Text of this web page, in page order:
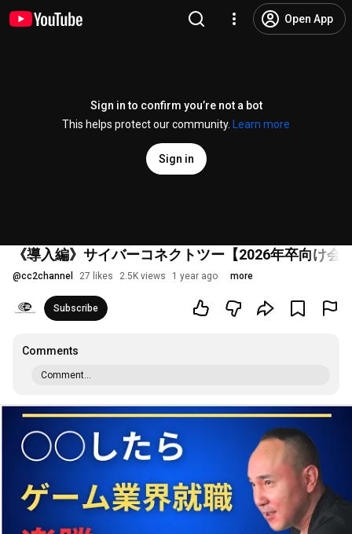
Open App
Sign in to confirm you’re not a bot
This helps protect our community.
Learn more
Sign in
《導入編》サイバーコネクトツー【2026年卒向け
@cc2channel 27 likes 2.5K views 1 year ago more
Subscribe
Comments
Comment...